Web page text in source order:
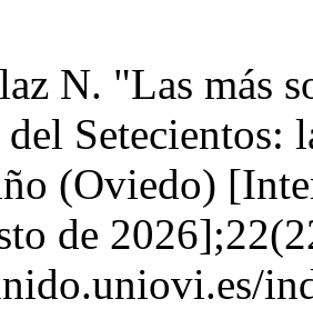
N. "Las más
del
(Oviedo)
de